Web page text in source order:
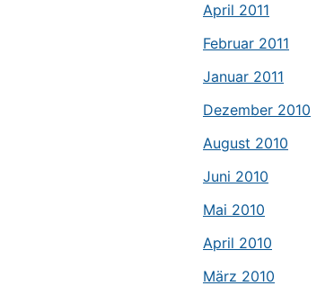
April 2011
Februar 2011
Januar 2011
Dezember 2010
August 2010
Juni 2010
Mai 2010
April 2010
März 2010